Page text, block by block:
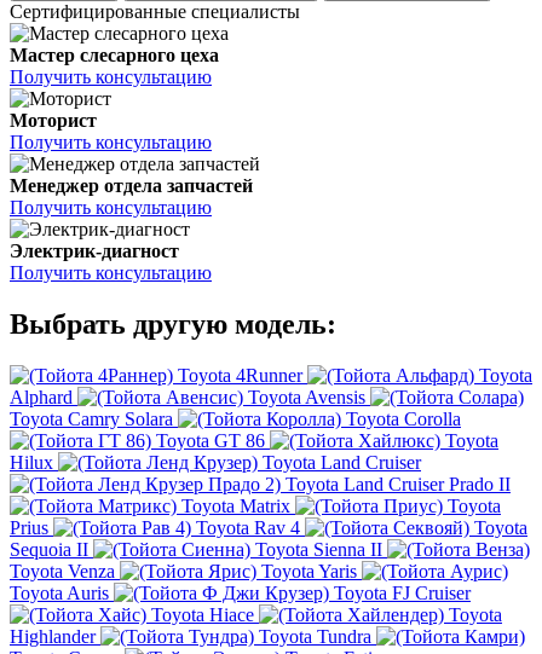
Сертифицированные специалисты
Мастер слесарного цеха
Получить консультацию
Моторист
Получить консультацию
Менеджер отдела запчастей
Получить консультацию
Электрик-диагност
Получить консультацию
Выбрать другую модель:
Toyota 4Runner
Toyota
Alphard
Toyota Avensis
Toyota Camry Solara
Toyota Corolla
Toyota GT 86
Toyota
Hilux
Toyota Land Cruiser
Toyota Land Cruiser Prado II
Toyota Matrix
Toyota
Prius
Toyota Rav 4
Toyota
Sequoia II
Toyota Sienna II
Toyota Venza
Toyota Yaris
Toyota Auris
Toyota FJ Cruiser
Toyota Hiace
Toyota
Highlander
Toyota Tundra